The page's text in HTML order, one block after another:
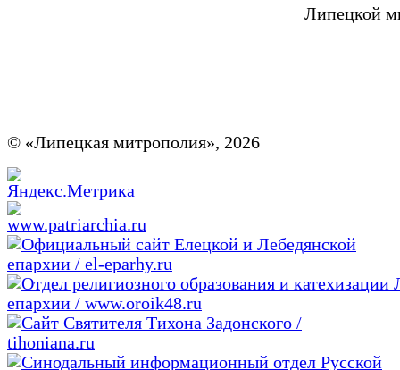
Липецкой
© «Липецкая митрополия», 2026